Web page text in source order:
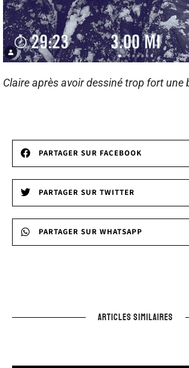
Claire après avoir dessiné trop fort une
PARTAGER SUR FACEBOOK
PARTAGER SUR TWITTER
PARTAGER SUR WHATSAPP
ARTICLES SIMILAIRES